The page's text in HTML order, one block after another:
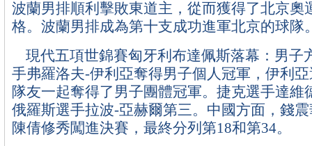
波蘭男排順利擊敗東道主，從而獲得了北京奧
格。波蘭男排成為第十支成功進軍北京的球隊
現代五項世錦賽匈牙利布達佩斯落幕：男子
手弗羅洛夫-伊利亞奪得男子個人冠軍，伊利
隊友一起奪得了男子團體冠軍。捷克選手達維
俄羅斯選手拉波-亞赫爾第三。中國方面，錢
陳倩修秀闖進決賽，最終分列第18和第34。